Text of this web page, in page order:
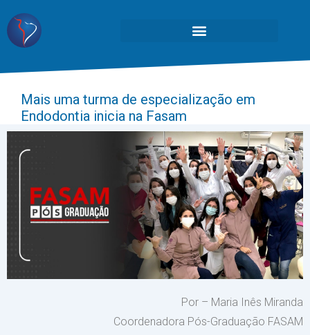
Mais uma turma de especialização em
Endodontia inicia na Fasam
Por – Maria Inês Miranda
Coordenadora Pós-Graduação FASAM